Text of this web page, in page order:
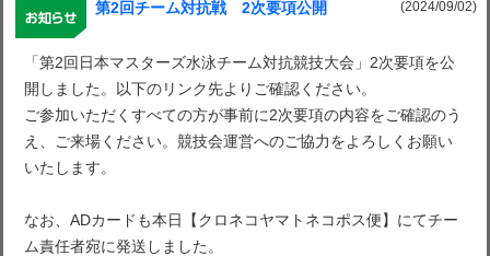
(2024/09/02)
第2回チーム対抗戦 2次要項公開
「第2回日本マスターズ水泳チーム対抗競技大会」2次要項を公
開しました。以下のリンク先よりご確認ください。
ご参加いただくすべての方が事前に2次要項の内容をご確認のう
え、ご来場ください。競技会運営へのご協力をよろしくお願い
いたします。
なお、ADカードも本日【クロネコヤマトネコポス便】にてチー
ム責任者宛に発送しました。